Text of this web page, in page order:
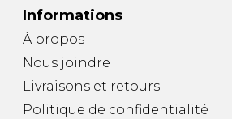
Informations
À propos
Nous joindre
Livraisons et retours
Politique de confidentialité